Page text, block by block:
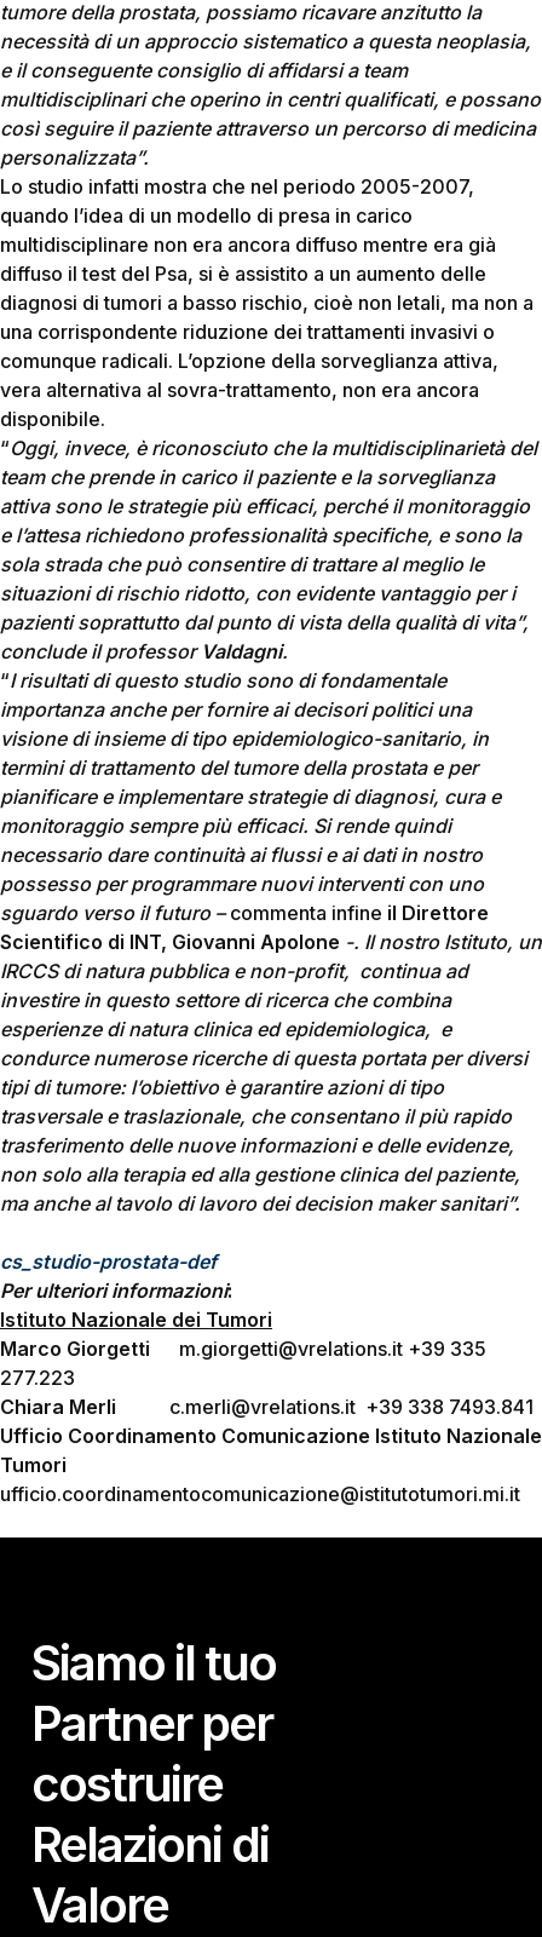
tumore della prostata, possiamo ricavare anzitutto la
necessità di un approccio sistematico a questa neoplasia,
e il conseguente consiglio di affidarsi a team
multidisciplinari che operino in centri qualificati, e possano
così seguire il paziente attraverso un percorso di medicina
personalizzata”.
Lo studio infatti mostra che nel periodo 2005-2007,
quando l’idea di un modello di presa in carico
multidisciplinare non era ancora diffuso mentre era già
diffuso il test del Psa, si è assistito a un aumento delle
diagnosi di tumori a basso rischio, cioè non letali, ma non a
una corrispondente riduzione dei trattamenti invasivi o
comunque radicali. L’opzione della sorveglianza attiva,
vera alternativa al sovra-trattamento, non era ancora
disponibile.
“Oggi, invece, è riconosciuto che la multidisciplinarietà del
team che prende in carico il paziente e la sorveglianza
attiva sono le strategie più efficaci, perché il monitoraggio
e l’attesarichiedono professionalità specifiche, e sono la
sola strada che può consentire di trattare al meglio le
situazioni di rischio ridotto, con evidente vantaggio per i
pazienti soprattutto dal punto di vista della qualità di vita”,
conclude il professor Valdagni.
“I risultati di questo studio sono di fondamentale
importanza anche per fornire ai decisori politici una
visione di insieme di tipo epidemiologico-sanitario, in
termini di trattamento del tumore della prostata e per
pianificare e implementare strategie di diagnosi, cura e
monitoraggio sempre più efficaci. Si rende quindi
necessario dare continuità ai flussi e ai dati in nostro
possesso per programmare nuovi interventi con uno
sguardo verso il futuro –commenta infine il Direttore
Scientifico di INT, Giovanni Apolone -. Il nostro Istituto, un
IRCCS di natura pubblica e non-profit, continua ad
investire in questo settore di ricerca che combina
esperienze di natura clinica ed epidemiologica, e
condurce numerose ricerche di questa portata per diversi
tipi di tumore: l’obiettivo è garantire azioni di tipo
trasversale e traslazionale, che consentano il più rapido
trasferimento delle nuove informazioni e delle evidenze,
non solo alla terapia ed alla gestione clinica del paziente,
ma anche al tavolo di lavoro dei decision maker sanitari”.
cs_studio-prostata-def
Per ulteriori informazioni:
Istituto Nazionale dei Tumori
Marco Giorgetti m.giorgetti@vrelations.it +39 335
277.223
Chiara Merli c.merli@vrelations.it +39 338 7493.841
Ufficio Coordinamento Comunicazione Istituto Nazionale
Tumori
ufficio.coordinamentocomunicazione@istitutotumori.mi.it
Siamo il tuo
Partner per
costruire
Relazioni di
Valore